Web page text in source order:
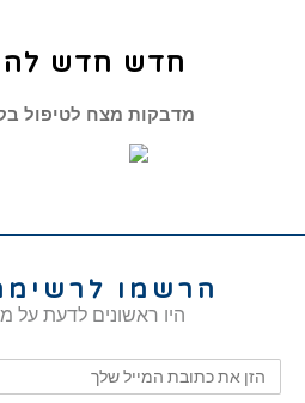
חדש חדש
מדבקות מצח לטיפול
הרשמו
היו ראשונים לדעת על